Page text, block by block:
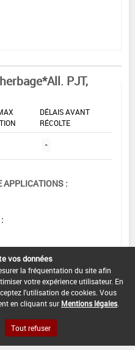
PJT,
DÉLAIS AVANT
RÉCOLTE
-
APPLICATIONS :
: vos données
la fréquentation du site afin
votre expérience utilisateur. En
l'utilisation de cookies. Vous
en cliquant sur Mentions légales
Tout refuser